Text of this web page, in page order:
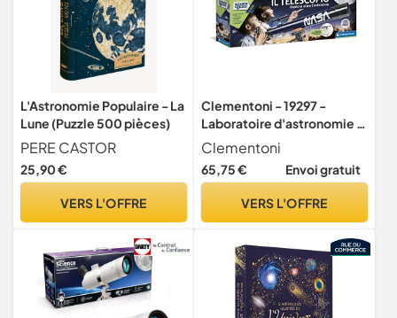
L'Astronomie Populaire - La
Lune (Puzzle 500 pièces)
PERE CASTOR
25,90 €
VERS L'OFFRE
Clementoni - 19297 -
Laboratoire d'astronomie -
Télescope Professionnel
pour Enfants de 8 Ans avec
trépied, expériences
Français)
Clementoni
65,75 € Envoi gratuit
VERS L'OFFRE